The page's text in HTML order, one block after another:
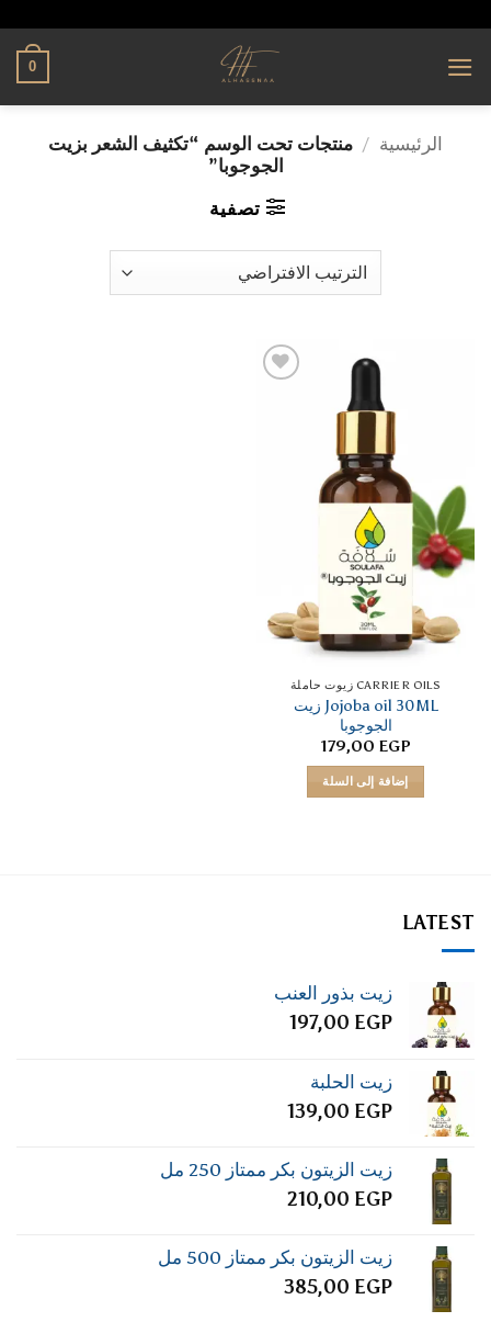
0
الرئيسية / منتجات تحت الوسم “تكثيف الشعر بزيت
الجوجوبا”
تصفية
CARRIER OILS زيوت حاملة
Jojoba oil 30ML زيت
الجوجوبا
179,00 EGP
إضافة إلى السلة
LATEST
زيت بذور العنب
197,00 EGP
زيت الحلبة
139,00 EGP
زيت الزيتون بكر ممتاز 250 مل
210,00 EGP
زيت الزيتون بكر ممتاز 500 مل
385,00 EGP